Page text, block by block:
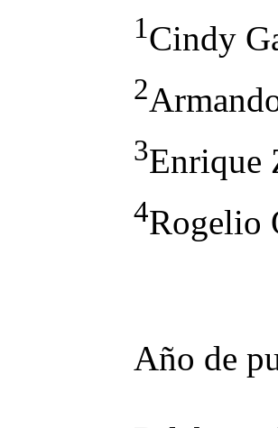
1Cindy
2
3Enrique
4Rogelio
Año de